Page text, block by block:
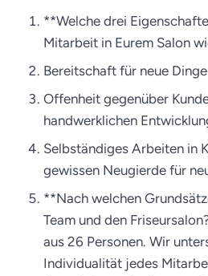
**Welche drei
Mitarbeit in Eurem Salon
Bereitschaft für neue
Offenheit gegenüber
handwerklichen
Selbständiges Arbeiten in
gewissen Neugierde für
**Nach welchen
Team und den
aus 26 Personen. Wir
Individualität jedes